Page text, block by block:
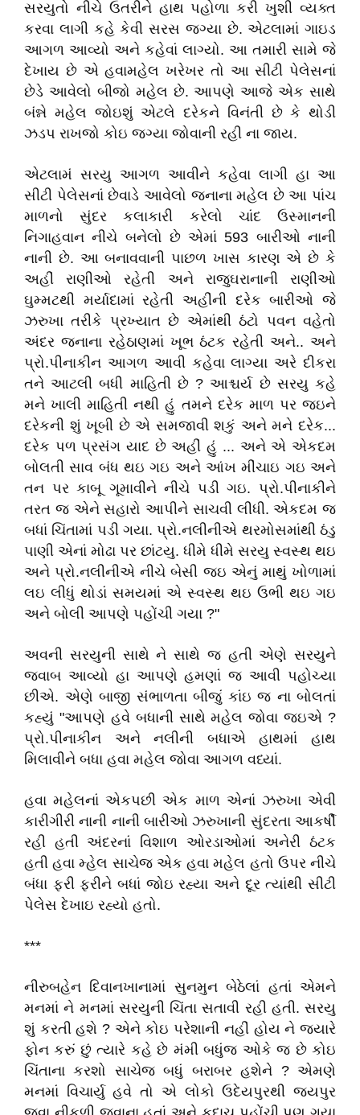
સરયુતો નીચે ઉતરીને હાથ પહોળા કરી ખુશી વ્યક્ત
કરવા લાગી કહે કેવી સરસ જગ્યા છે. એટલામાં ગાઇડ
આગળ આવ્યો અને કહેવાં લાગ્યો. આ તમારી સામે જે
દેખાય છે એ હવામહેલ ખરેખર તો આ સીટી પેલેસનાં
છેડે આવેલો બીજો મહેલ છે. આપણે આજે એક સાથે
બંન્ને મહેલ જોઇશું એટલે દરેકને વિનંતી છે કે થોડી
ઝડપ રાખજો કોઇ જગ્યા જોવાની રહી ના જાય.
એટલામં સરયુ આગળ આવીને કહેવા લાગી હા આ
સીટી પેલેસનાં છેવાડે આવેલો જનાના મહેલ છે આ પાંચ
માળનો સુંદર કલાકારી કરેલો ચાંદ ઉસ્માનની
નિગાહવાન નીચે બનેલો છે એમાં 593 બારીઓ નાની
નાની છે. આ બનાવવાની પાછળ ખાસ કારણ એ છે કે
અહીં રાણીઓ રહેતી અને રાજુઘરાનાની રાણીઓ
ઘુમ્મટથી મર્યાદામાં રહેતી અહીંની દરેક બારીઓ જે
ઝરુખા તરીકે પ્રખ્યાત છે એમાંથી ઠંટો પવન વહેતો
અંદર જનાના રહેઠાણમાં ખૂભ ઠંટક રહેતી અને.. અને
પ્રો.પીનાકીન આગળ આવી કહેવા લાગ્યા અરે દીકરા
તને આટલી બધી માહિતી છે ? આશ્ચર્ય છે સરયુ કહે
મને ખાલી માહિતી નથી હું તમને દરેક માળ પર જઇને
દરેકની શું ખૂબી છે એ સમજાવી શકું અને મને દરેક...
દરેક પળ પ્રસંગ યાદ છે અહીં હું ... અને એ એકદમ
બોલતી સાવ બંધ થઇ ગઇ અને આંખ મીંચાઇ ગઇ અને
તન પર કાબૂ ગૂમાવીને નીચે પડી ગઇ. પ્રો.પીનાકીને
તરત જ એને સહારો આપીને સાચવી લીધી. એકદમ જ
બધાં ચિંતામાં પડી ગયા. પ્રો.નલીનીએ થરમોસમાંથી ઠંડુ
પાણી એનાં મોઢા પર છાંટયુ. ધીમે ધીમે સરયુ સ્વસ્થ થઇ
અને પ્રો.નલીનીએ નીચે બેસી જઇ એનું માથું ખોળામાં
લઇ લીધું થોડાં સમયમાં એ સ્વસ્થ થઇ ઉભી થઇ ગઇ
અને બોલી આપણે પહોંચી ગયા ?"
અવની સરયુની સાથે ને સાથે જ હતી એણે સરયુને
જવાબ આવ્યો હા આપણે હમણાં જ આવી પહોચ્યા
છીએ. એણે બાજી સંભાળતા બીજું કાંઇ જ ના બોલતાં
કહ્યું "આપણે હવે બધાની સાથે મહેલ જોવા જઇએ ?
પ્રો.પીનાકીન અને નલીની બધાએ હાથમાં હાથ
મિલાવીને બધા હવા મહેલ જોવા આગળ વધ્યાં.
હવા મહેલનાં એકપછી એક માળ એનાં ઝરુખા એવી
કારીગીરી નાની નાની બારીઓ ઝરુખાની સુંદરતા આકર્ષી
રહી હતી અંદરનાં વિશાળ ઓરડાઓમાં અનેરી ઠંટક
હતી હવા મ્હેલ સાચેજ એક હવા મહેલ હતો ઉપર નીચે
બંધા ફરી ફરીને બધાં જોઇ રહ્યા અને દૂર ત્યાંથી સીટી
પેલેસ દેખાઇ રહ્યો હતો.
***
નીરુબહેન દિવાનખાનામાં સુનમુન બેઠેલાં હતાં એમને
મનમાં ને મનમાં સરયુની ચિંતા સતાવી રહી હતી. સરયુ
શું કરતી હશે ? એને કોઇ પરેશાની નહીં હોય ને જ્યારે
ફોન કરું છું ત્યારે કહે છે મંમી બધુંજ ઓકે જ છે કોઇ
ચિંતાના કરશો સાચેજ બધું બરાબર હશેને ? એમણે
મનમાં વિચાર્યુ હવે તો એ લોકો ઉદેયપુરથી જયપુર